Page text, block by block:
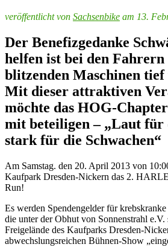
veröffentlicht von Sachsenbike am 13.
Der Benefizgedanke
helfen ist bei den
blitzenden Maschinen
Mit dieser attraktiven
möchte das HOG-
mit beteiligen – „Laut für
stark für die Schwachen“
Am Samstag. den 20. April 2013 von
Kaufpark Dresden-Nickern das 2.
Run!
Es werden Spendengelder für
die unter der Obhut von Sonnenstrahl e.V.
Freigelände des Kaufparks Dresden-
abwechslungsreichen Bühnen-Show